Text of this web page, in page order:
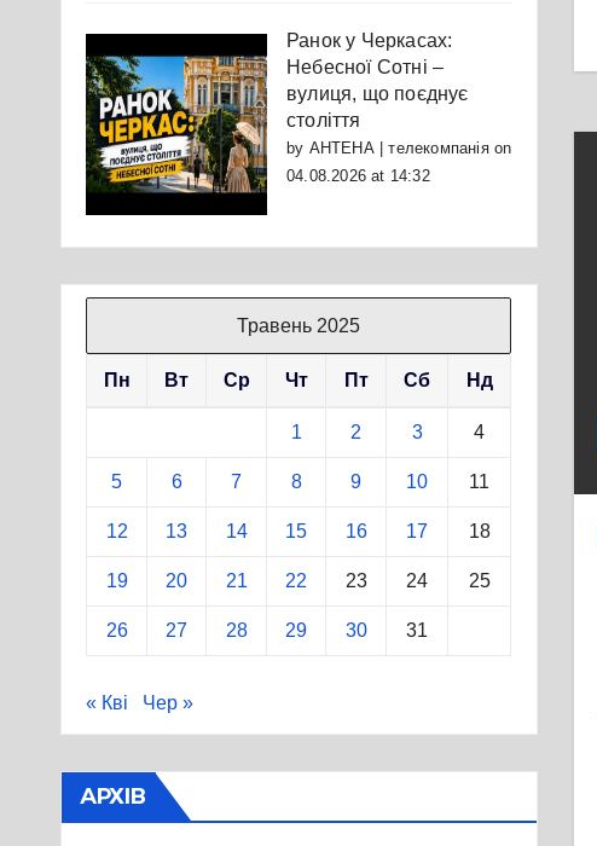
Ранок у Черкасах:
Небесної Сотні –
вулиця, що поєднує
століття
by АНТЕНА | телекомпаніяon
04.08.2026 at 14:32
Травень 2025
Пн Вт Ср Чт Пт Сб Нд
1 2 3 4
5 6 7 8 9 10 11
12 13 14 15 16 17 18
19 20 21 22 23 24 25
26 27 28 29 30 31
« Кві Чер »
АРХІВ